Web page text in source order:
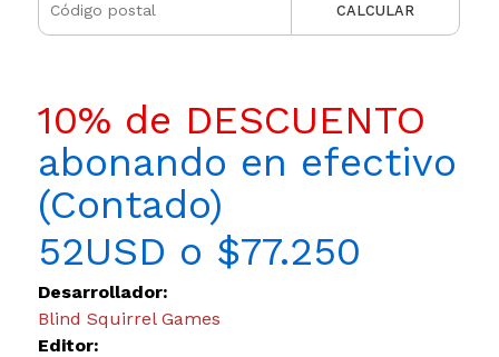
CALCULAR
10% de DESCUENTO
abonando en efectivo
(Contado)
52USD o $77.250
Desarrollador:
Blind Squirrel Games
Editor: